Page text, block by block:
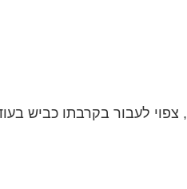
צפוי לעבור בקרבתו כביש